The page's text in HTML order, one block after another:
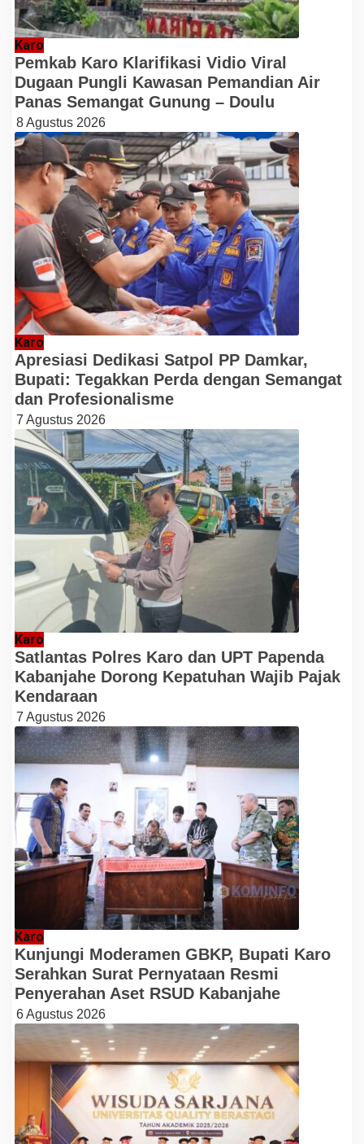
Karo
Pemkab Karo Klarifikasi Vidio Viral
Dugaan Pungli Kawasan Pemandian Air
Panas Semangat Gunung – Doulu
8 Agustus 2026
Karo
Apresiasi Dedikasi Satpol PP Damkar,
Bupati: Tegakkan Perda dengan Semangat
dan Profesionalisme
7 Agustus 2026
Karo
Satlantas Polres Karo dan UPT Papenda
Kabanjahe Dorong Kepatuhan Wajib Pajak
Kendaraan
7 Agustus 2026
Karo
Kunjungi Moderamen GBKP, Bupati Karo
Serahkan Surat Pernyataan Resmi
Penyerahan Aset RSUD Kabanjahe
6 Agustus 2026